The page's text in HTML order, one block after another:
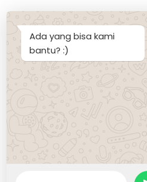
Ada yang bisa kami
bantu? :)